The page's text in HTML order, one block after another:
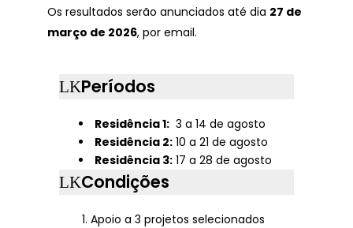
Os resultados serão anunciados até dia 27 de
março de 2026, por email.
Períodos
Residência 1: 3 a 14 de agosto
Residência 2: 10 a 21 de agosto
Residência 3: 17 a 28 de agosto
Condições
Apoio a 3 projetos selecionados